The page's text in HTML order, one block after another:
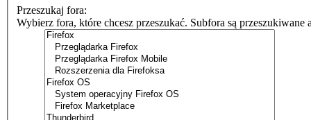
Przeszukaj fora:
Wybierz fora, które chcesz przeszukać. Subfora są